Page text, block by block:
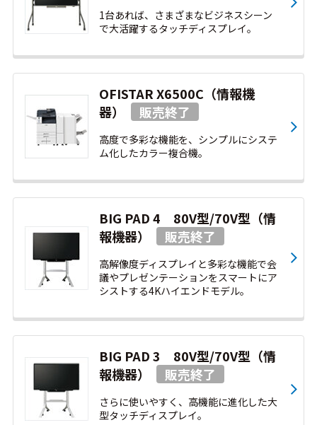
1台あれば、さまざまなビジネスシーン
で大活躍するタッチディスプレイ。
OFISTAR X6500C（情報機
器）
高度で多彩な機能を、シンプルにシステ
ム化したカラー複合機。
BIG PAD 4 80V型/70V型（情
報機器）
高解像度ディスプレイと多彩な機能で会
議やプレゼンテーションをスマートにア
シストする4Kハイエンドモデル。
BIG PAD 3 80V型/70V型（情
報機器）
さらに使いやすく、高機能に進化した大
型タッチディスプレイ。